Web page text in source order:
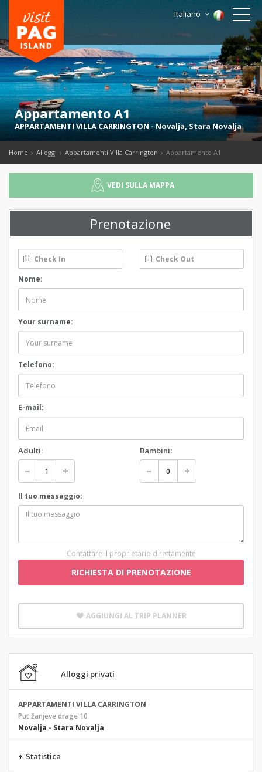
Italiano
Appartamento A1
APPARTAMENTI VILLA CARRINGTON - Novalja, Stara Novalja
Home Alloggi Appartamenti Villa Carrington Appartamento A1
VEDI SULLA MAPPA
Prenotazione
Nome:
Your surname:
Telefono:
E-mail:
Adulti: Bambini:
Il tuo messaggio:
Contattare il proprietario direttamente
RICHIESTA DI PRENOTAZIONE
AGGIUNGI AL TRIP PLANNER
Alloggi privati
APPARTAMENTI VILLA CARRINGTON
Put žanjeve drage 10
Novalja - Stara Novalja
+ Statistica